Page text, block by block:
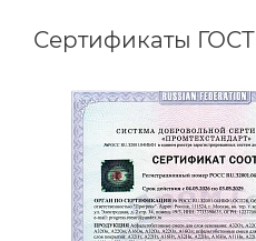
Сертификаты ГОСТ